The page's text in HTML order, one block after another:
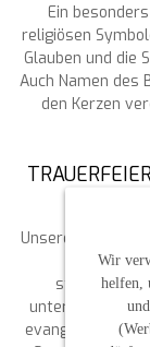
Ein
religiösen
Glauben und die
Auch Namen des
den Kerzen
Unsere
evangelischen
Wir
helfen,